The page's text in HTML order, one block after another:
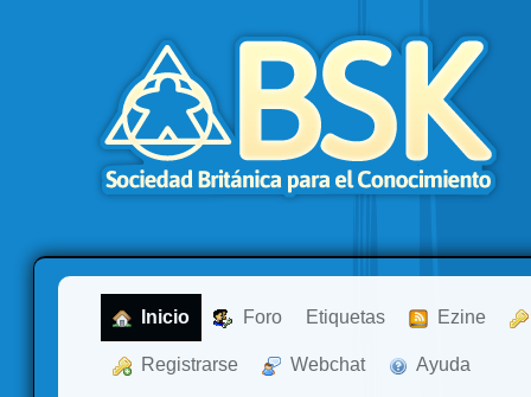
Inicio Foro Etiquetas Ezine
Registrarse Webchat Ayuda